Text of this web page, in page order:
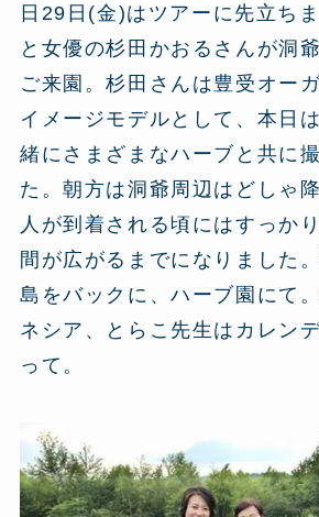
日29日(金)はツアーに先立ち
と女優の杉田かおるさんが洞
ご来園。杉田さんは豊受オー
イメージモデルとして、本日
緒にさまざまなハーブと共に
た。朝方は洞爺周辺はどしゃ
人が到着される頃にはすっか
間が広がるまでになりました
島をバックに、ハーブ園にて
ネシア、とらこ先生はカレン
って。